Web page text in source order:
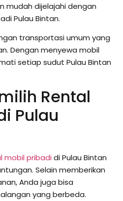
mudah dijelajahi dengan
Pulau Bintan.
transportasi umum yang
Dengan menyewa mobil
setiap sudut Pulau Bintan
Rental
Pulau
mobil pribadi di Pulau Bintan
Selain memberikan
Anda juga bisa
yang berbeda.